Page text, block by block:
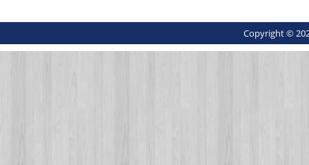
Copyright ©